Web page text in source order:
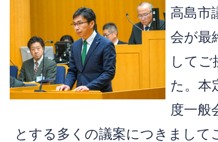
高島市
会が最
してご
た。本
度一般
とする多くの議案につきまして